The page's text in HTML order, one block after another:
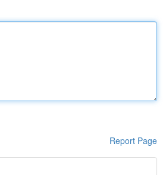
Report Page